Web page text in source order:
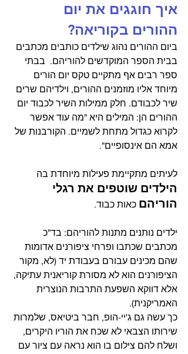
איך חוגגים את יום
ההורים בקוריאה?
ביום ההורים נהוג שילדים כותבים מכתבים
בבית הספר המוקדשים להוריהם.  בבתי
ספר רבים אף מתקיים טקס יום הורים
מיוחד אליו מוזמנים ההורים, וילדיהם שרים
שיר לכבודם. חלק ממילות השיר לכבוד יום
ההורים הן: המילים היא "מה עוד אפשר
לקרוא כגדול מתחת לשמיים. הקורבנות של
אמא הם אינסופיים".
לעיתים מתקיימת פעילות מיוחדת בה
הילדים שוטפים את רגלי
הוריהם כאות כבוד.
ילדים נותנים מתנות להוריהם: בד"כ
מכתבים שכתבו ופרחי ציפורנים אדומות
שהם מכינים עבורם בעבודת יד (לא, מקור
הציפורנים הוא לא מסורת קוריאנית עתיקה,
אלא דווקא השפעת התרבות הנוצרית
האמריקנית).
כך עשה גם ג'יי-הופ, חבר ביטיאס, שלמרות
שירותו הצבאי לא שכח את הוריו היקרים,
ושלח להם צילום בו הוא נראה עם ציור עם